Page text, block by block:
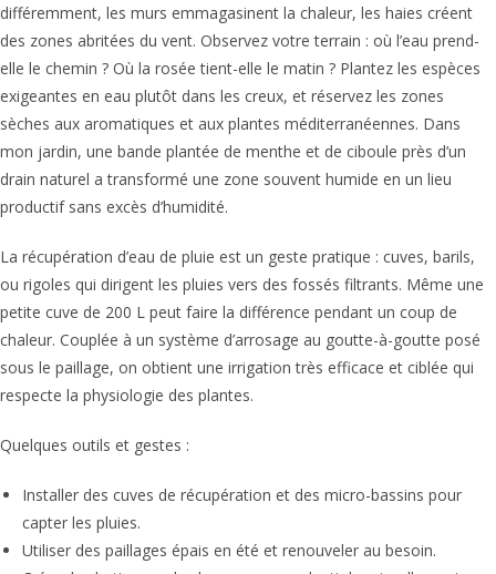
différemment, les murs emmagasinent la chaleur, les haies créent
des zones abritées du vent. Observez votre terrain : où l’eau prend-
elle le chemin ? Où la rosée tient-elle le matin ? Plantez les espèces
exigeantes en eau plutôt dans les creux, et réservez les zones
sèches aux aromatiques et aux plantes méditerranéennes. Dans
mon jardin, une bande plantée de menthe et de ciboule près d’un
drain naturel a transformé une zone souvent humide en un lieu
productif sans excès d’humidité.
La récupération d’eau de pluie est un geste pratique : cuves, barils,
ou rigoles qui dirigent les pluies vers des fossés filtrants. Même une
petite cuve de 200 L peut faire la différence pendant un coup de
chaleur. Couplée à un système d’arrosage au goutte-à-goutte posé
sous le paillage, on obtient une irrigation très efficace et ciblée qui
respecte la physiologie des plantes.
Quelques outils et gestes :
Installer des cuves de récupération et des micro-bassins pour
capter les pluies.
Utiliser des paillages épais en été et renouveler au besoin.